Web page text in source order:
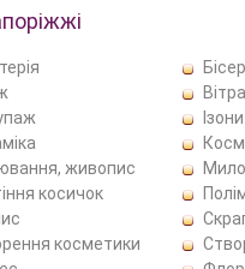
живопис
косичок
косметики